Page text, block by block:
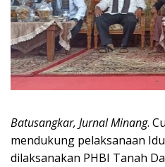
Batusangkar, Jurnal Minang.
mendukung pelaksanaan
dilaksanakan PHBI Tanah